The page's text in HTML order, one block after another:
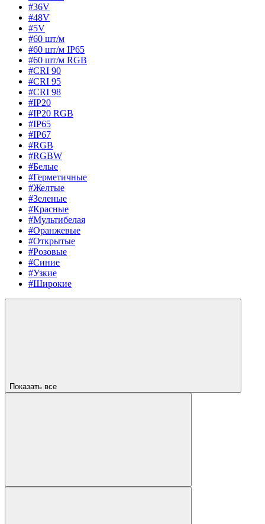
#36V
#48V
#5V
#60 шт/м
#60 шт/м IP65
#60 шт/м RGB
#CRI 90
#CRI 95
#CRI 98
#IP20
#IP20 RGB
#IP65
#IP67
#RGB
#RGBW
#Белые
#Герметичные
#Желтые
#Зеленые
#Красные
#Мультибелая
#Оранжевые
#Открытые
#Розовые
#Синие
#Узкие
#Широкие
Показать все